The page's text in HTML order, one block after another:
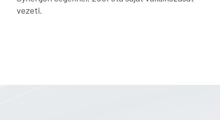
vezeti.